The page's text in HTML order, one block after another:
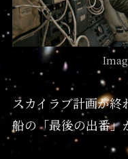
スカイラブ計画が
船の「最後の出番」